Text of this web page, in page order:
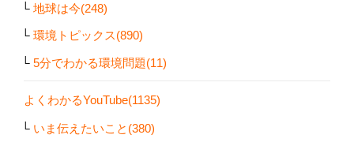
地球は今(248)
環境トピックス(890)
5分でわかる環境問題(11)
よくわかるYouTube(1135)
いま伝えたいこと(380)